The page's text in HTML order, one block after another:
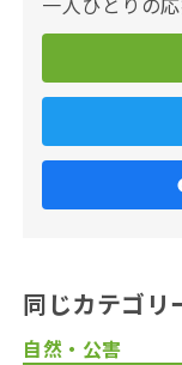
同じカテゴリ
自然・公害